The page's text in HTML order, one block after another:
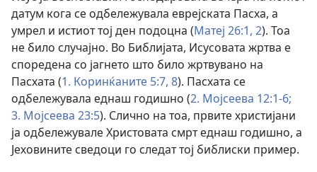
датум кога се одбележувала еврејската Пасха, а
умрел и истиот тој ден подоцна (Матеј 26:1, 2). Тоа
не било случајно. Во Библијата, Исусовата жртва е
споредена со јагнето што било жртвувано на
Пасхата (1. Коринќаните 5:7, 8). Пасхата се
одбележувала еднаш годишно (2. Мојсеева 12:1-6;
3. Мојсеева 23:5). Слично на тоа, првите христијани
ја одбележувале Христовата смрт еднаш годишно, а
Јеховините сведоци го следат тој библиски пример.